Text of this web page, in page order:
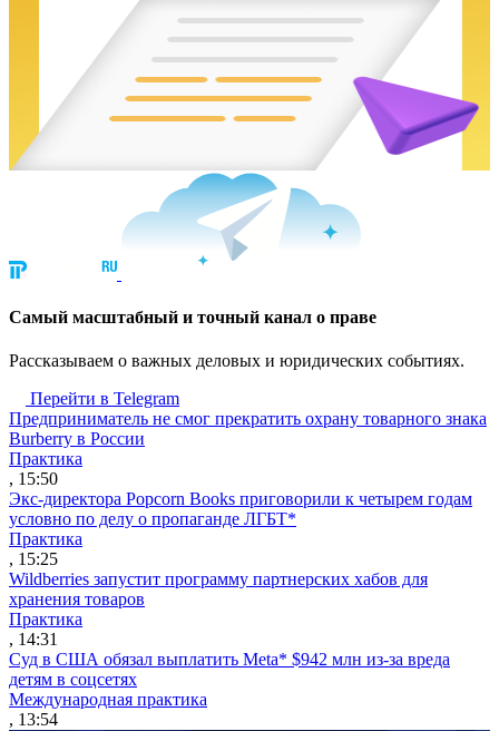
Cамый масштабный и точный канал о праве
Рассказываем о важных деловых и юридических событиях.
Перейти в Telegram
Предприниматель не смог прекратить охрану товарного знака
Burberry в России
Практика
, 15:50
Экс-директора Popcorn Books приговорили к четырем годам
условно по делу о пропаганде ЛГБТ*
Практика
, 15:25
Wildberries запустит программу партнерских хабов для
хранения товаров
Практика
, 14:31
Суд в США обязал выплатить Meta* $942 млн из-за вреда
детям в соцсетях
Международная практика
, 13:54